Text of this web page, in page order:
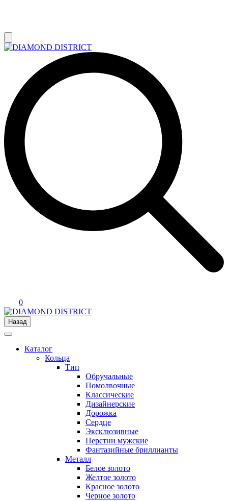
0
Назад
Каталог
Кольца
Тип
Обручальные
Помолвочные
Классические
Дизайнерские
Дорожка
Сердце
Эксклюзивные
Перстни мужские
Фантазийные бриллианты
Металл
Белое золото
Желтое золото
Красное золото
Черное золото